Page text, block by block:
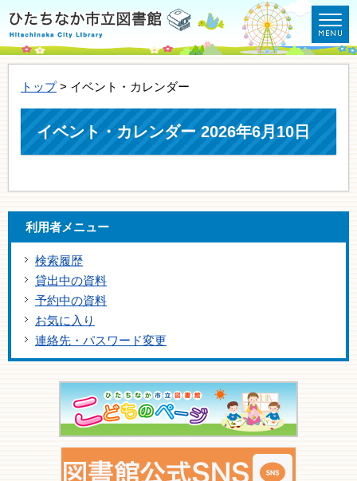
トップ> イベント・カレンダー
イベント・カレンダー 2026年6月10日
利用者メニュー
検索履歴
貸出中の資料
予約中の資料
お気に入り
連絡先・パスワード変更